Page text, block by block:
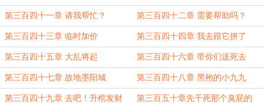
第三百四十一章 请我帮忙？ 第三百四十二章 需要帮助吗？
第三百四十三章 临时加价 第三百四十四章 我去跟它拼了
第三百四十五章 大乱将起 第三百四十六章 带你们送死去
第三百四十七章 故地墨阳城 第三百四十八章 黑袍的小九九
第三百四十九章 去吧！升棺发财 第三百五十章先干死那个臭屁的